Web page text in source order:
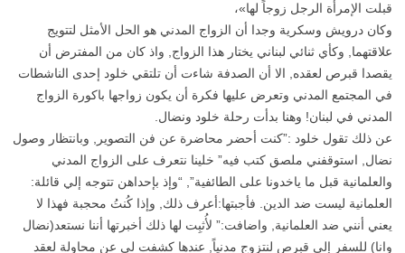
قبلت الإمرأة الرجل زوجاً لها»،
وكان درويش وسكرية وجدا أن الزواج المدني هو الحل الأمثل لتتويج
علاقتهما, وكأي ثنائي لبناني يختار هذا الزواج, واذ كان من المفترض أن
يقصدا قبرص لعقده, الا أن الصدفة شاءت أن تلتقي خلود إحدى الناشطات
في المجتمع المدني وتعرض عليها فكرة أن يكون زواجها باكورة الزواج
المدني في لبنان! وهنا بدأت رحلة خلود ونضال.
عن ذلك تقول خلود :”كنت أحضر محاضرة عن فن التصوير, وبانتظار وصول
نضال, استوقفني ملصق كتب فيه” خلينا نتعرف على الزواج المدني
والعلمانية قبل ما ياخدونا على الطائفية”, “وإذ بإحداهن تتوجه إلي قائلة:
العلمانية ليست ضد الدين. فأجبتها:أعرف ذلك, وإذا كُنتُ محجبة فهذا لا
يعني أنني ضد العلمانية, واضافت:” لأُثبِت لها ذلك أخبرتها أننا نستعد(نضال
وانا) للسفر إلى قبرص لنتزوج مدنياً, عندها كشفت لي عن محاولة لعقد